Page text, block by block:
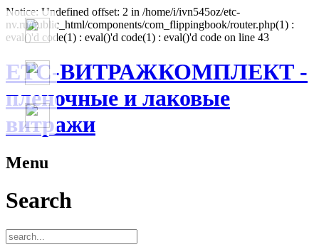
Notice: Undefined offset: 2 in /home/i/ivn545oz/etc-
nv.ru/public_html/components/com_flippingbook/router.php(1) :
eval()'d code(1) : eval()'d code(1) : eval()'d code on line 43
ЕТС-ВИТРАЖКОМПЛЕКТ -
пленочные и лаковые
витражи
Menu
Search